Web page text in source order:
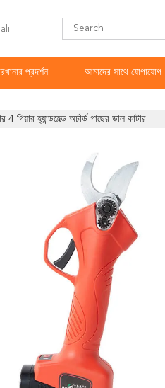
প্রদর্শন আমাদের সাথে যোগাযোগ
হ্যান্ডহেল্ড অর্চার্ড গাছের ডাল কাটার